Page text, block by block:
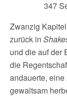
347
Zwanzig
zurück in
und die auf der
die
andauerte,
gewaltsam